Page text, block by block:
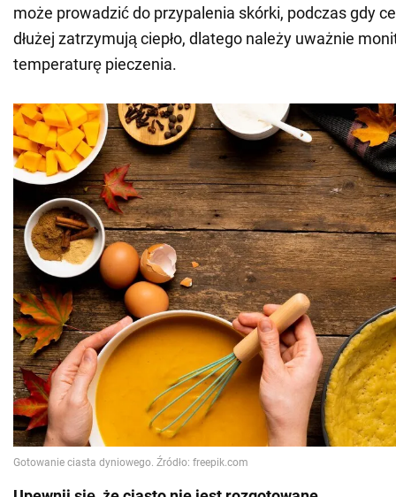
może prowadzić do przypalenia skórki, podczas gdy
dłużej zatrzymują ciepło, dlatego należy uważnie
temperaturę pieczenia.